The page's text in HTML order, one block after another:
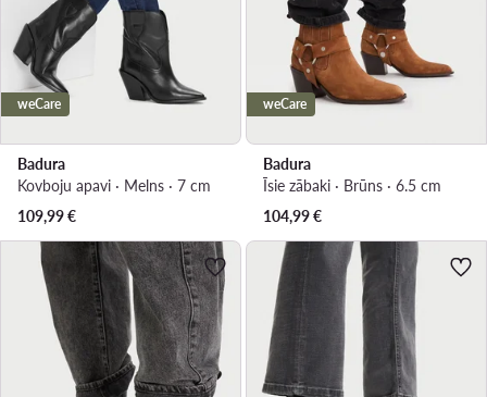
weCare
Badura
Kovboju apavi · Melns · 7 cm
109,99€
weCare
Badura
Īsie zābaki · Brūns · 6.5 cm
104,99€